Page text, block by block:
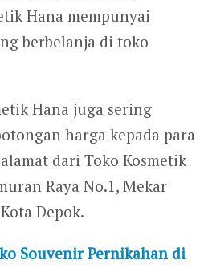
Hana mempunyai
berbelanja di toko
Hana juga sering
harga kepada para
dari Toko Kosmetik
Raya No.1, Mekar
Depok.
Souvenir Pernikahan di